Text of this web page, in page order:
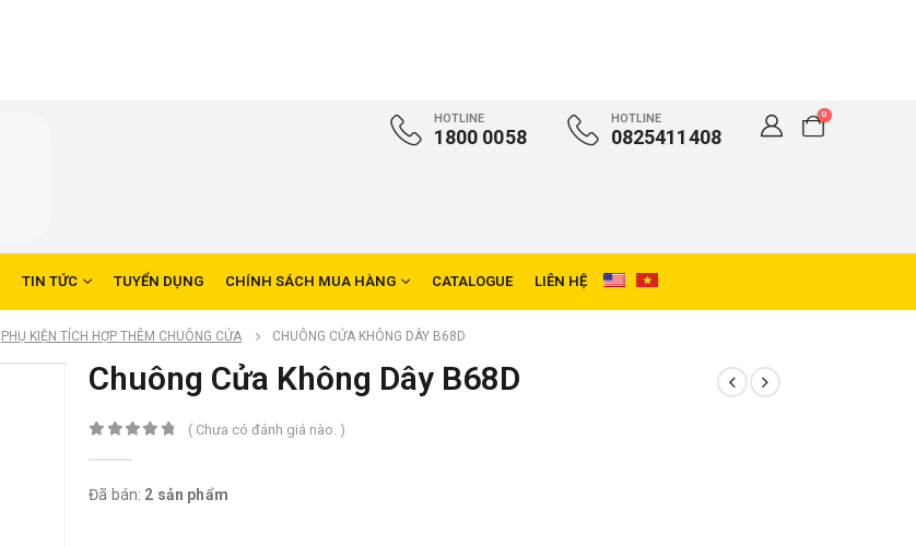
HOTLINE
1800 0058
HOTLINE
0825411408
0
TIN TỨC TUYỂN DỤNG CHÍNH SÁCH MUA HÀNG CATALOGUE LIÊN HỆ
PHỤ KIỆN TÍCH HỢP THÊM CHUÔNG CỬA CHUÔNG CỬA KHÔNG DÂY B68D
Chuông Cửa Không Dây B68D
( Chưa có đánh giá nào. )
Đã bán: 2 sản phẩm